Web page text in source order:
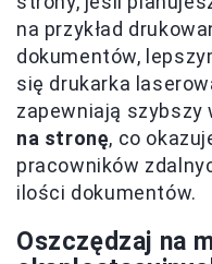
na przykład
dokumentów,
się drukarka
zapewniają szybszy
na stronę, co
pracowników
ilości dokumentów.
Oszczędzaj na